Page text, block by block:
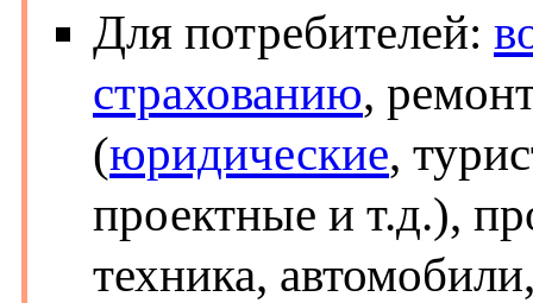
Для потребителей:
страхованию,
(юридические,
проектные и т.д.),
техника,